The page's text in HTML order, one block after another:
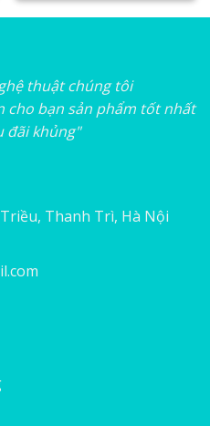
thuật chúng tôi
cho bạn sản phẩm tốt nhất
đãi khủng"
Thanh Trì, Hà Nội